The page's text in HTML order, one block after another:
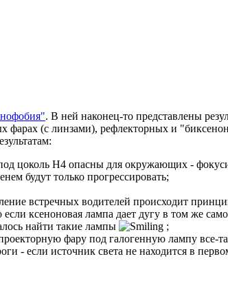
. В ней наконец-то представлены
(с линзами), рефлекторных и
цоколь H4 опасны для окружающих -
будут только прогрессировать;
встречных водителей происходит
ксеноновая лампа дает дугу в том же
найти такие лампы
;
фару под галогенную лампу все-
- если источник света не находится в